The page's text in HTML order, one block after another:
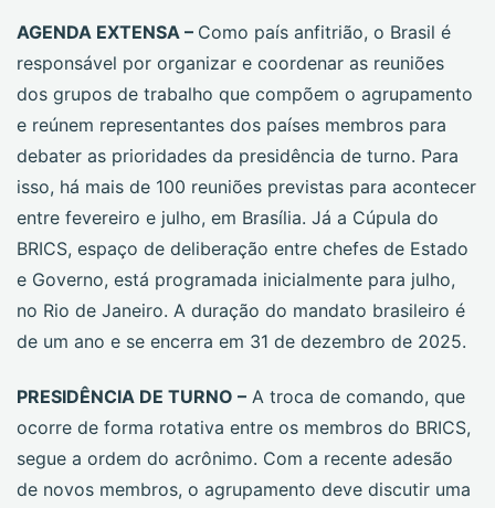
AGENDA EXTENSA – Como país anfitrião, o Brasil é
responsável por organizar e coordenar as reuniões
dos grupos de trabalho que compõem o agrupamento
e reúnem representantes dos países membros para
debater as prioridades da presidência de turno. Para
isso, há mais de 100 reuniões previstas para acontecer
entre fevereiro e julho, em Brasília. Já a Cúpula do
BRICS, espaço de deliberação entre chefes de Estado
e Governo, está programada inicialmente para julho,
no Rio de Janeiro. A duração do mandato brasileiro é
de um ano e se encerra em 31 de dezembro de 2025.
PRESIDÊNCIA DE TURNO – A troca de comando, que
ocorre de forma rotativa entre os membros do BRICS,
segue a ordem do acrônimo. Com a recente adesão
de novos membros, o agrupamento deve discutir uma